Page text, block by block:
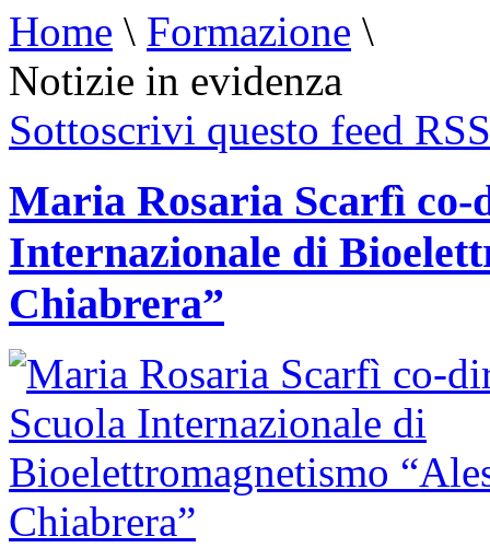
Home \ Formazione \
Notizie in evidenza
Sottoscrivi questo feed RSS
Maria Rosaria Scarfì co-
Internazionale di
Chiabrera”